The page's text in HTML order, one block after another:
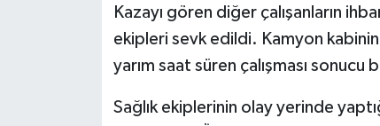
Kazayı gören diğer çalışanların
ekipleri sevk edildi. Kamyon
yarım saat süren çalışması sonucu
Sağlık ekiplerinin olay yerinde
KÜLTÜR SANAT
MAGAZİN